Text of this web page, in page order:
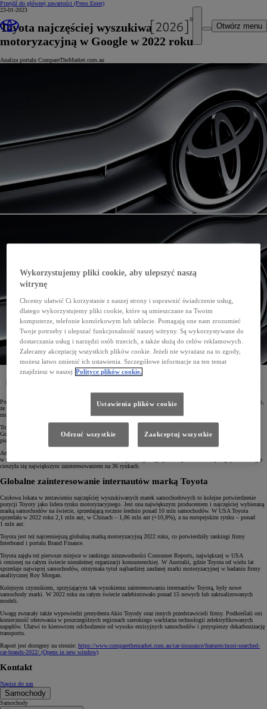
Przejdź do głównej zawartości (Press Enter)
Otwórz menu
23-01-2023
Toyota najczęściej wyszukiwaną marką
motoryzacyjną w Google w 2022 roku
Analiza portalu CompareTheMarket.com.au
Jak wynika z analizy portalu CompareTheMarket.com.au, w 2022 roku Toyota była najczęściej
wyszukiwaną marką motoryzacyjną w przeglądarce Google. To już trzeci najlepszy wynik z rzędu
i czwarty w ciągu 5 lat. Użytkownicy Google wpisywali Toyotę aż w 44,5% przypadków, gdy chcieli
Portal CompareTheMarket.com.au zaprezentował tegoroczny ranking
„Most Searched Cars”
. Wynika z niego,
że w 2022 roku największym zainteresowaniem użytkowników przeglądarki Google ze wszystkich marek
motoryzacyjnych cieszyła się Toyota.
Toyota była tematem prawie połowy (44,5%) wszystkich wyszukiwań marek samochodowych w przeglądarce
Google na świecie. W pięciu dotychczasowych edycjach badania japońska marka aż czterokrotnie zajęła
pierwsze miejsce – w latach 2018, 2020, 2021 i 2022, zaś w 2019 roku uplasowała się na drugiej pozycji.
Analiza portalu opierała się na danych Google Trends ze 155 krajów. Toyota była najczęściej wyszukiwana
w 69 z nich. To oznacza wzrost rok do roku o 22 kraje. Druga najpopularniejsza marka w przeglądarce Google
cieszyła się największym zainteresowaniem na 36 rynkach.
Globalne zainteresowanie internautów marką Toyota
Czołowa lokata w zestawieniu najczęściej wyszukiwanych marek samochodowych to kolejne potwierdzenie
pozycji Toyoty jako lidera rynku motoryzacyjnego. Jest ona największym producentem i najczęściej wybieraną
marką samochodów na świecie, sprzedającą rocznie średnio ponad 10 mln samochodów. W USA Toyota
sprzedała w 2022 roku 2,1 mln aut, w Chinach – 1,86 mln aut (+10,8%), a na europejskim rynku – ponad
1 mln aut.
Toyota jest też najcenniejszą globalną marką motoryzacyjną 2022 roku, co potwierdziły rankingi firmy
Interbrand i portalu Brand Finance.
Toyota zajęła też pierwsze miejsce w rankingu niezawodności Consumer Reports, największej w USA
i cenionej na całym świecie niezależnej organizacji konsumenckiej. W Australii, gdzie Toyota od wielu lat
sprzedaje najwięcej samochodów, otrzymała tytuł najbardziej zaufanej marki motoryzacyjnej w badaniu firmy
analitycznej Roy Morgan.
Kolejnym czynnikiem, sprzyjającym tak wysokiemu zainteresowaniu internautów Toyotą, były nowe
samochody marki. W 2022 roku na całym świecie zadebiutowało ponad 15 nowych lub zaktualizowanych
modeli.
Uwagę zwracały także wypowiedzi prezydenta Akio Toyody oraz innych przedstawicieli firmy. Podkreślali oni
konieczność oferowania w poszczególnych regionach szerokiego wachlarza technologii zelektryfikowanych
napędów. Ułatwi to kierowcom odchodzenie od wysoko emisyjnych samochodów i przyspieszy dekarbonizację
transportu.
Raport jest dostępny na stronie: https://www.comparethemarket.com.au/car-insurance/features/most-searched-
car-brands-2022/ (Opens in new window)
Kontakt
Napisz do nas
Samochody
Samochody
Wykorzystujemy pliki cookie, aby ulepszyć naszą
witrynę
Chcemy ułatwić Ci korzystanie z naszej strony i usprawnić świadczenie usług,
dlatego wykorzystujemy pliki cookie, które są umieszczane na Twoim
komputerze, telefonie komórkowym lub tablecie. Pomagają one nam zrozumieć
Twoje potrzeby i ulepszać funkcjonalność naszej witryny. Są wykorzystywane do
dostarczania usług i narzędzi osób trzecich, a także służą do celów reklamowych.
Zalecamy akceptację wszystkich plików cookie. Jeżeli nie wyrażasz na to zgody,
możesz łatwo zmienić ich ustawienia. Szczegółowe informacje na ten temat
znajdziesz w naszej Polityce plików cookie.
Ustawienia plików cookie
Odrzuć wszystkie Zaakceptuj wszystkie